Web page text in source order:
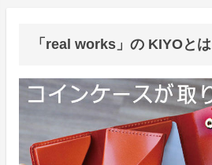
「real works」の KIYOとは